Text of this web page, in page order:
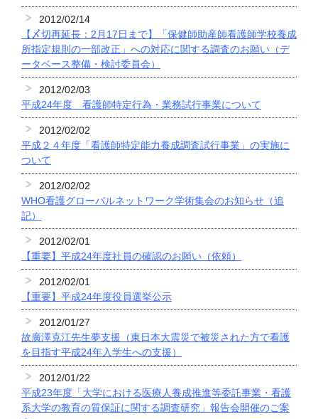
2012/02/14
【〆切再延長：2月17日まで】「保健師助産師看護師学校養成
所指定規則の一部改正」への対応に関する調査のお願い（デ
ータベース整備・検討委員会）
2012/02/03
平成24年度 看護師特定行為・業務試行事業について
2012/02/02
平成２４年度「看護師特定能力養成調査試行事業」の実施に
ついて
2012/02/02
WHO看護グローバルネットワーク学術集会のお知らせ（追
記）
2012/02/01
【重要】平成24年度社員の確認のお願い（依頼）
2012/02/01
【重要】平成24年度役員選挙公示
2012/01/27
故廣澤克江先生夢支援（東日本大震災で被災された方で看護
を目指す平成24年入学生への支援）
2012/01/22
平成23年度「大学における医療人養成推進等委託事業・看護
系大学の教育の質保証に関する調査研究」報告会開催のご案